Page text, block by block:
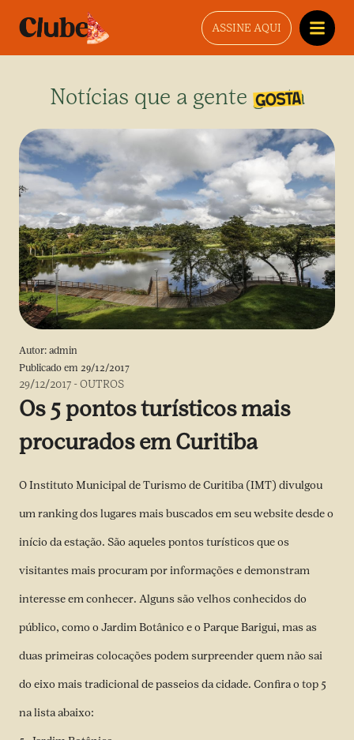
ASSINE AQUI
Notícias que a gente gosta
Autor: admin
Publicado em 29/12/2017
29/12/2017 -OUTROS
Os 5 pontos turísticos mais
procurados em Curitiba
O Instituto Municipal de Turismo de Curitiba (IMT) divulgou
um ranking dos lugares mais buscados em seu website desde o
início da estação. São aqueles pontos turísticos que os
visitantes mais procuram por informações e demonstram
interesse em conhecer. Alguns são velhos conhecidos do
público, como o Jardim Botânico e o Parque Barigui, mas as
duas primeiras colocações podem surpreender quem não sai
do eixo mais tradicional de passeios da cidade. Confira o top 5
na lista abaixo: